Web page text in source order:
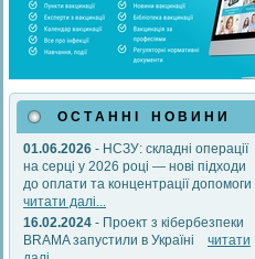
О С Т А Н Н І Н О В И Н И
01.06.2026 - НСЗУ: складні операції
на серці у 2026 році — нові підходи
до оплати та концентрації допомоги
читати далі...
16.02.2024 - Проект з кібербезпеки
BRAMA запустили в Україні читати